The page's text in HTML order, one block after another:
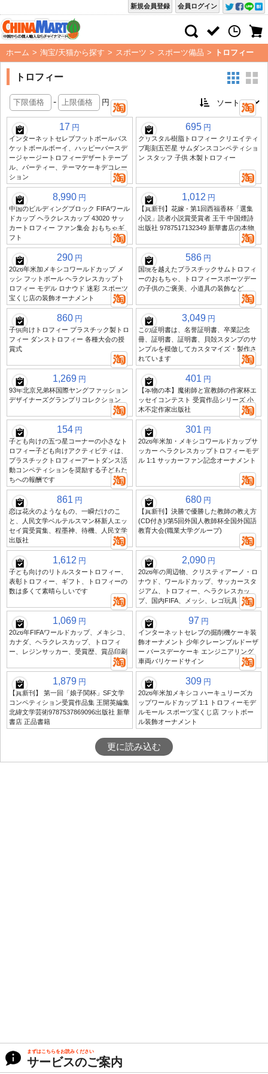
会員ログイン
新規会員登録
ホーム > 淘宝/天猫から探す > スポーツ > スポーツ備品 > トロフィー
トロフィー
- 円
17 円
インターネットセレブフットボールバス
ケットボールボーイ、ハッピーバースデ
ージャージートロフィーデザートテーブ
ル、パーティー、テーマケーキデコレー
ション
695 円
クリスタル樹脂トロフィー クリエイティ
ブ彫刻五芒星 サムダンスコンペティショ
ン スタッフ 子供 木製トロフィー
8,990 円
中国のビルディングブロック FIFAワール
ドカップ ヘラクレスカップ 43020 サッ
カートロフィー ファン集会 おもちゃギ
フト
1,012 円
【真新刊】花嫁 - 第1回西福香杯「選集
小説」読者小説賞受賞者 王干 中国煙詩
出版社 9787517132349 新華書店の本物
290 円
2026年米加メキシコワールドカップ メ
ッシ フットボール ヘラクレスカップト
ロフィー モデル ロナウド 迷彩 スポーツ
宝くじ店の装飾オーナメント
586 円
国境を越えたプラスチックサムトロフィ
ーのおもちゃ、トロフィースポーツデー
の子供のご褒美、小道具の装飾など
860 円
子供向けトロフィー プラスチック製トロ
フィー ダンストロフィー 各種大会の授
賞式
3,049 円
この証明書は、名誉証明書、卒業記念
冊、証明書、証明書、貝殻スタンプのサ
ンプルを模倣してカスタマイズ・製作さ
れています
1,269 円
93年北京兄弟杯国際ヤングファッション
デザイナーズグランプリコレクション
401 円
【本物の本】魔術師と宣教師の作家杯エ
ッセイコンテスト 受賞作品シリーズ 小
木不定作家出版社
154 円
子ども向けの五つ星コーナーの小さなト
ロフィー子ども向けアクティビティは、
プラスチックトロフィーアートダンス活
動コンペティションを奨励する子どもた
ちへの報酬です
301 円
2026年米加・メキシコワールドカップサ
ッカー ヘラクレスカップトロフィーモデ
ル 1:1 サッカーファン記念オーナメント
861 円
恋は花火のようなもの、一瞬だけのこ
と、人民文学ベルテルスマン杯新人エッ
セイ賞受賞集、程墨神、待機、人民文学
出版社
680 円
【真新刊】決勝で優勝した教師の教え方
(CD付き)/第5回外国人教師杯全国外国語
教育大会(職業大学グループ)
1,612 円
子ども向けのリトルスタートロフィー、
表彰トロフィー、ギフト、トロフィーの
数は多くて素晴らしいです
2,090 円
2026年の周辺物、クリスティアーノ・ロ
ナウド、ワールドカップ、サッカースタ
ジアム、トロフィー、ヘラクレスカッ
プ、国内FIFA、メッシ、レゴ玩具
1,069 円
2026年FIFAワールドカップ、メキシコ、
カナダ、ヘラクレスカップ、トロフィ
ー、レジンサッカー、受賞歴、賞品印刷
97 円
インターネットセレブの掘削機ケーキ装
飾オーナメント 少年クレーンブルドーザ
ー バースデーケーキ エンジニアリング
車両バリケードサイン
1,879 円
【真新刊】 第一回「娘子関杯」SF文学
コンペティション受賞作品集 王開英編集
北緯文学芸術9787537869096出版社 新華
書店 正品書籍
309 円
2026年米加メキシコ ハーキュリーズカ
ップワールドカップ 1:1 トロフィーモデ
ルモール スポーツ宝くじ店 フットボー
ル装飾オーナメント
更に読み込む
まずはこちらをお読みください
サービスのご案内